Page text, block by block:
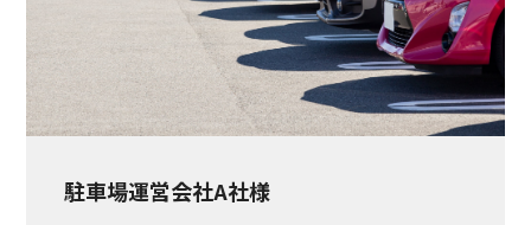
駐車場運営会社A社様